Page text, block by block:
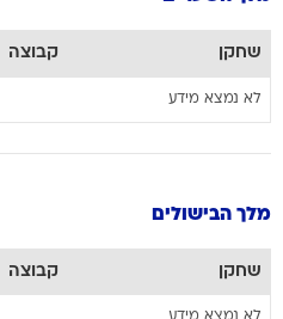
שחקן קבוצה
לא נמצא מידע
מלך הבישולים
שחקן קבוצה